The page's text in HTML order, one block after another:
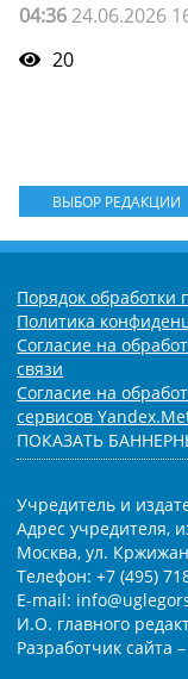
04:36 24.06.2026
20
ВЫБОР РЕДАКЦИИ
Порядок обработки
Политика
Согласие на
связи
Согласие на
сервисов
ПОКАЗАТЬ
Учредитель и
Адрес учредителя,
Москва, ул.
Телефон: +7 (495)
E-mail:
И.О. главного
Разработчик сайта –